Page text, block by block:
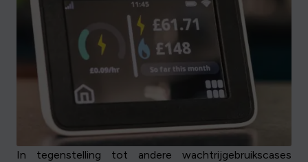
In tegenstelling tot andere wachtrijgebruikscases